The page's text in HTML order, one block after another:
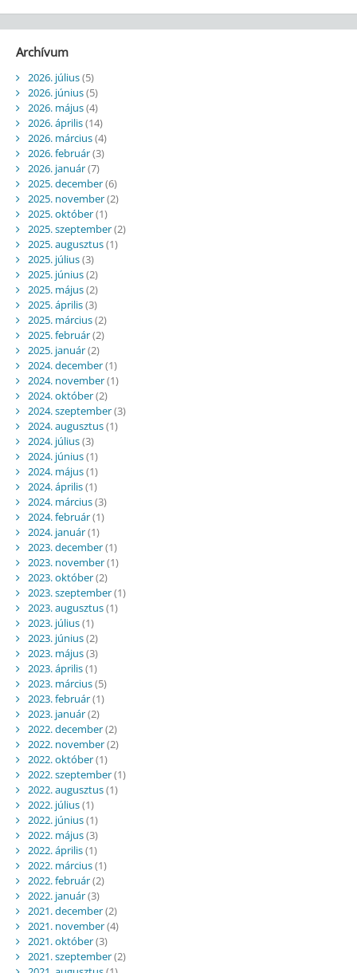
Archívum
2026. július(5)
2026. június(5)
2026. május(4)
2026. április(14)
2026. március(4)
2026. február(3)
2026. január(7)
2025. december(6)
2025. november(2)
2025. október(1)
2025. szeptember(2)
2025. augusztus(1)
2025. július(3)
2025. június(2)
2025. május(2)
2025. április(3)
2025. március(2)
2025. február(2)
2025. január(2)
2024. december(1)
2024. november(1)
2024. október(2)
2024. szeptember(3)
2024. augusztus(1)
2024. július(3)
2024. június(1)
2024. május(1)
2024. április(1)
2024. március(3)
2024. február(1)
2024. január(1)
2023. december(1)
2023. november(1)
2023. október(2)
2023. szeptember(1)
2023. augusztus(1)
2023. július(1)
2023. június(2)
2023. május(3)
2023. április(1)
2023. március(5)
2023. február(1)
2023. január(2)
2022. december(2)
2022. november(2)
2022. október(1)
2022. szeptember(1)
2022. augusztus(1)
2022. július(1)
2022. június(1)
2022. május(3)
2022. április(1)
2022. március(1)
2022. február(2)
2022. január(3)
2021. december(2)
2021. november(4)
2021. október(3)
2021. szeptember(2)